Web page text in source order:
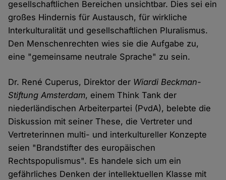
gesellschaftlichen Bereichen unsichtbar. Dies sei ein
großes Hindernis für Austausch, für wirkliche
Interkulturalität und gesellschaftlichen Pluralismus.
Den Menschenrechten wies sie die Aufgabe zu,
eine "gemeinsame neutrale Sprache" zu sein.
Dr. René Cuperus, Direktor der Wiardi Beckman-
Stiftung Amsterdam, einem Think Tank der
niederländischen Arbeiterpartei (PvdA), belebte die
Diskussion mit seiner These, die Vertreter und
Vertreterinnen multi- und interkultureller Konzepte
seien "Brandstifter des europäischen
Rechtspopulismus". Es handele sich um ein
gefährliches Denken der intellektuellen Klasse mit